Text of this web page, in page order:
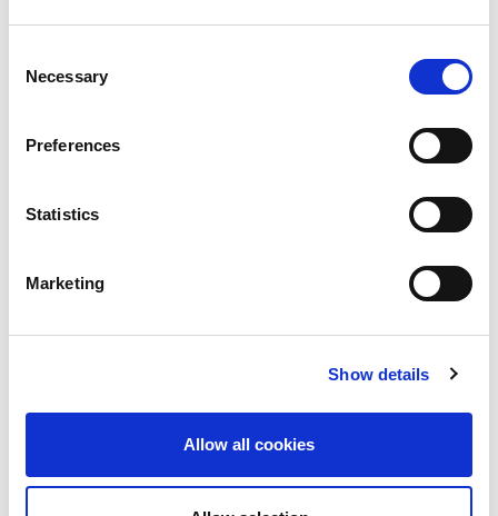
Selection
Necessary
Preferences
Statistics
Marketing
Show details
Allow all cookies
了與監管實驗室合作進行合規性測試所花費的時間。
商密切合作，以確保其無縫集成到產品中。這可能是
一個複雜且耗時的過程，會增加設計過程的開銷。
外形尺寸：基於晶片組的設計提供了對終端設備外形
尺寸的更好控制，可以容納比現成模組更小、更緊湊
無論你設計自己的晶片組還是購買現成的模組，LitePoint
的自動化軟體，支持全範圍的晶片組特
Khushboo：許多醫療設備的銷量達數十萬甚至數百萬台，
因此測試的可擴展性是準確確定設備良率的重要一步。同
備或讓不合格設備通過測試。不準確的測試與不測試同樣
設備製造商如何更好地管理測試成本？